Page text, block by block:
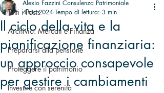
Tutti i Posts
Archivio: Mercati e Finanza
Prepararsi alla pensione
Proteggere il patrimonio
Investire con serenità
Il ciclo della vita e la
pianificazione finanziaria:
un approccio consapevole
per gestire i cambiamenti
Alexio Fazzini Consulenza Patrimoniale
4 dic 2024 Tempo di lettura: 3 min